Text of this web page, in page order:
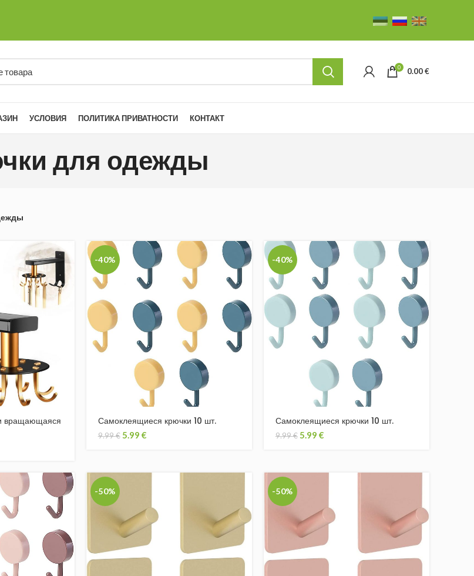
0 0.00€
УСЛОВИЯ ПОЛИТИКА ПРИВАТНОСТИ КОНТАКТ
для одежды
вращающаяся
-40%
Самоклеящиеся крючки 10 шт.
9.99€ 5.99 €
-40%
Самоклеящиеся крючки 10 шт.
9.99€5.99 €
-50% -50%